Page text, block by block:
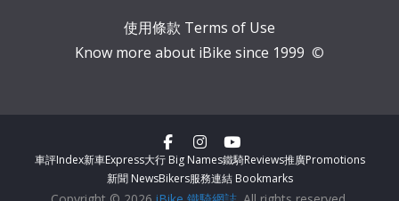
使用條款 Terms of Use
Know more about iBike since 1999 ©
車評Index新車Express大行 Big Names鐵騎Reviews推廣Promotions
新聞 NewsBikers服務連結 Bookmarks